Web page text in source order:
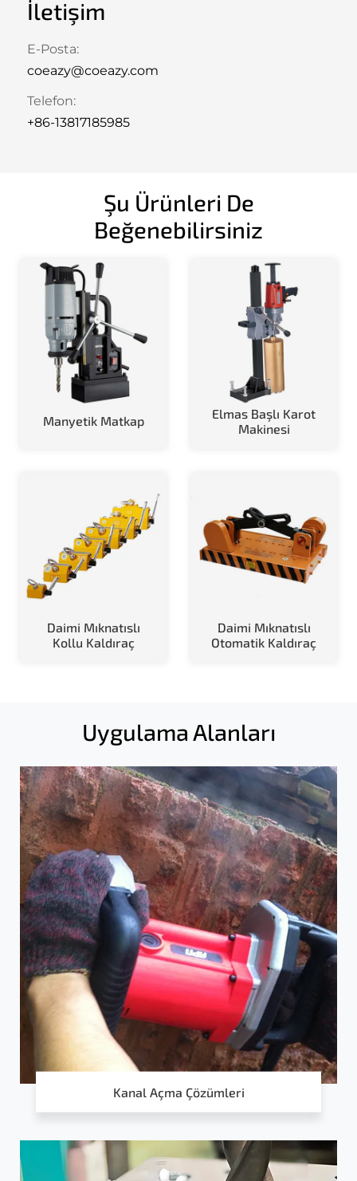
İletişim
E-Posta:
coeazy@coeazy.com
Telefon:
+86-13817185985
Şu Ürünleri De
Beğenebilirsiniz
Manyetik Matkap
Elmas Başlı Karot
Makinesi
Daimi Mıknatıslı
Kollu Kaldıraç
Daimi Mıknatıslı
Otomatik Kaldıraç
Uygulama Alanları
Kanal Açma Çözümleri